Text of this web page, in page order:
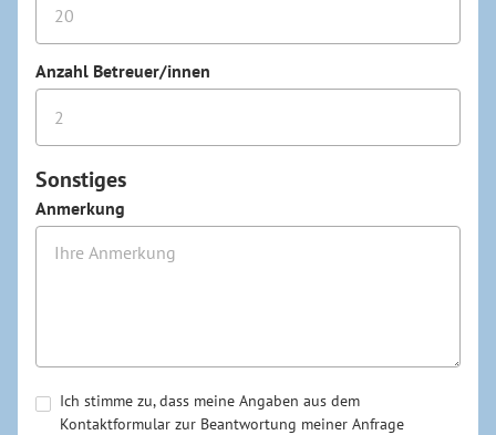
Anzahl Betreuer/innen
Sonstiges
Anmerkung
Ich stimme zu, dass meine Angaben aus dem
Kontaktformular zur Beantwortung meiner Anfrage